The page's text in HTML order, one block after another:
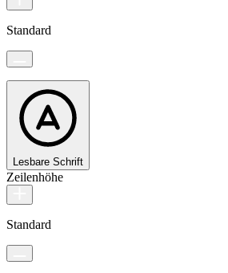
Standard
Lesbare Schrift
Zeilenhöhe
Standard